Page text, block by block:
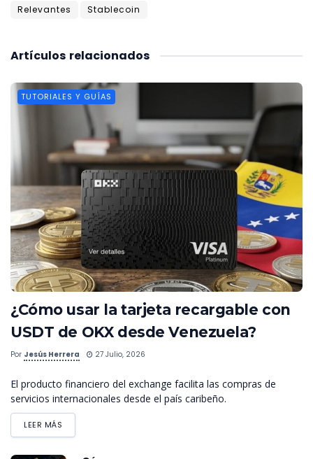
Relevantes
Stablecoin
relacionados
Artículos
TUTORIALES Y GUÍAS
¿Cómo usar la tarjeta recargable con
USDT de OKX desde Venezuela?
Por Jesús Herrera 27 Julio, 2026
El producto financiero del exchange facilita las compras de
servicios internacionales desde el país caribeño.
LEER MÁS